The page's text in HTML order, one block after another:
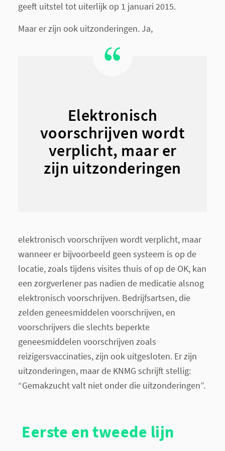
geeft uitstel tot uiterlijk op 1 januari 2015.
Maar er zijn ook uitzonderingen. Ja,
Elektronisch
voorschrijven wordt
verplicht, maar er
zijn uitzonderingen
elektronisch voorschrijven wordt verplicht, maar
wanneer er bijvoorbeeld geen systeem is op de
locatie, zoals tijdens visites thuis of op de OK, kan
een zorgverlener pas nadien de medicatie alsnog
elektronisch voorschrijven. Bedrijfsartsen, die
zelden geneesmiddelen voorschrijven, en
voorschrijvers die slechts beperkte
geneesmiddelen voorschrijven zoals
reizigersvaccinaties, zijn ook uitgesloten. Er zijn
uitzonderingen, maar de KNMG schrijft stellig:
“Gemakzucht valt niet onder die uitzonderingen”.
Eerste en tweede lijn